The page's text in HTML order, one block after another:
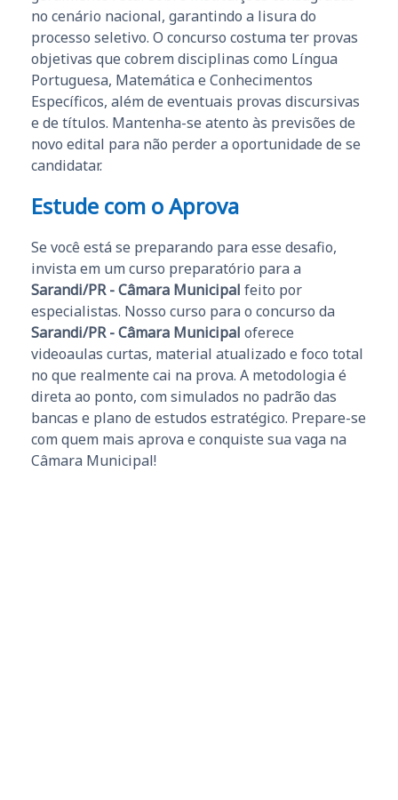
no cenário nacional, garantindo a lisura do
processo seletivo. O concurso costuma ter provas
objetivas que cobrem disciplinas como Língua
Portuguesa, Matemática e Conhecimentos
Específicos, além de eventuais provas discursivas
e de títulos. Mantenha-se atento às previsões de
novo edital para não perder a oportunidade de se
candidatar.
Estude com o Aprova
Se você está se preparando para esse desafio,
invista em um curso preparatório para a
Sarandi/PR - Câmara Municipal feito por
especialistas. Nosso curso para o concurso da
Sarandi/PR - Câmara Municipal oferece
videoaulas curtas, material atualizado e foco total
no que realmente cai na prova. A metodologia é
direta ao ponto, com simulados no padrão das
bancas e plano de estudos estratégico. Prepare-se
com quem mais aprova e conquiste sua vaga na
Câmara Municipal!